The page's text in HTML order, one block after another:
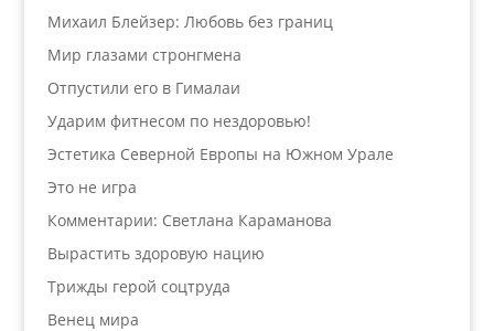
Михаил Блейзер: Любовь без границ
Мир глазами стронгмена
Отпустили его в Гималаи
Ударим фитнесом по нездоровью!
Эстетика Северной Европы на Южном Урале
Это не игра
Комментарии: Светлана Караманова
Вырастить здоровую нацию
Трижды герой соцтруда
Венец мира